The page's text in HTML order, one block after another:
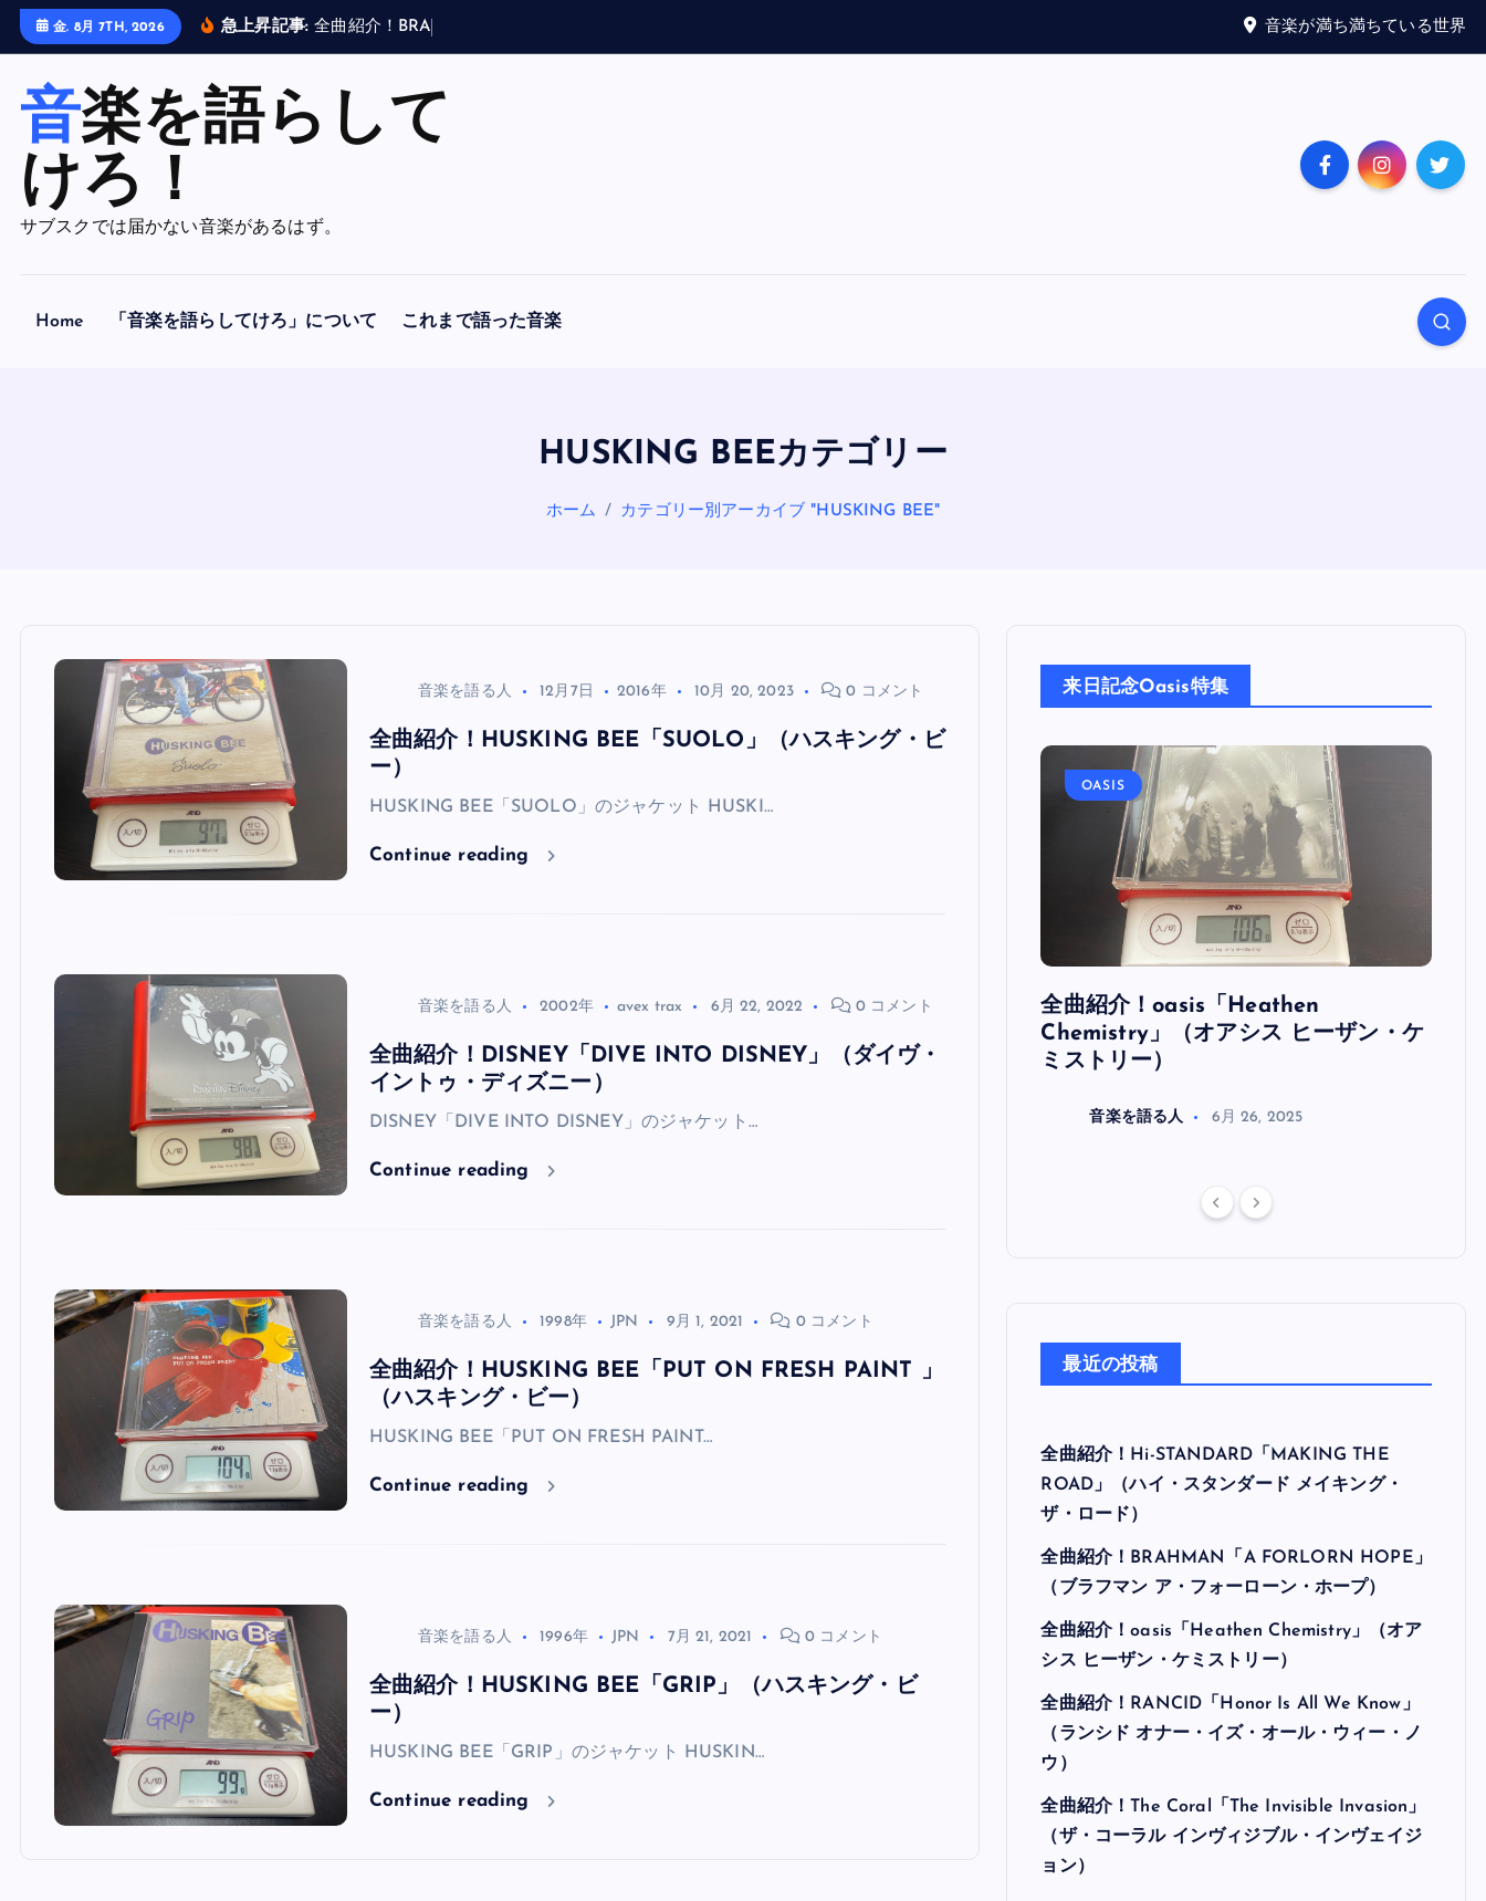
金. 8月 7TH, 2026 急上昇記事: 全曲 紹介 ！ B RA 音楽が満ち満ちている世界
音楽を語らして
けろ！
サブスクでは届かない音楽があるはず。
Home 「音楽を語らしてけろ」について これまで語った音楽
HUSKING BEEカテゴリー
ホーム カテゴリー別アーカイブ "HUSKING BEE"
音楽を語る人 12月7日 2016年 10月 20, 2023 0 コメント
全曲紹介！HUSKING BEE「SUOLO」（ハスキング・ビ
ー）
HUSKING BEE「SUOLO」のジャケット HUSKI…
Continue reading
音楽を語る人 2002年 avex trax 6月 22, 2022 0 コメント
全曲紹介！DISNEY「DIVE INTO DISNEY」（ダイヴ・
イントゥ・ディズニー）
DISNEY「DIVE INTO DISNEY」のジャケット…
Continue reading
音楽を語る人 1998年 JPN 9月 1, 2021 0 コメント
全曲紹介！HUSKING BEE「PUT ON FRESH PAINT 」
（ハスキング・ビー）
HUSKING BEE「PUT ON FRESH PAINT…
Continue reading
音楽を語る人 1996年 JPN 7月 21, 2021 0 コメント
全曲紹介！HUSKING BEE「GRIP」（ハスキング・ビ
ー）
HUSKING BEE「GRIP」のジャケット HUSKIN…
Continue reading
来日記念Oasis特集
全曲紹介！oasis「Definitely
ー・メイビー）
音楽を語る人
OASIS
全曲紹介！oasis「Heathen
Chemistry」（オアシス ヒーザン・ケ
ミストリー）
音楽を語る人 6月 26, 2025
最近の投稿
全曲紹介！Hi-STANDARD「MAKING THE
ROAD」（ハイ・スタンダード メイキング・
ザ・ロード）
全曲紹介！BRAHMAN「A FORLORN HOPE」
（ブラフマン ア・フォーローン・ホープ）
全曲紹介！oasis「Heathen Chemistry」（オア
シス ヒーザン・ケミストリー）
全曲紹介！RANCID「Honor Is All We Know」
（ランシド オナー・イズ・オール・ウィー・ノ
ウ）
全曲紹介！The Coral「The Invisible Invasion」
（ザ・コーラル インヴィジブル・インヴェイジ
ョン）